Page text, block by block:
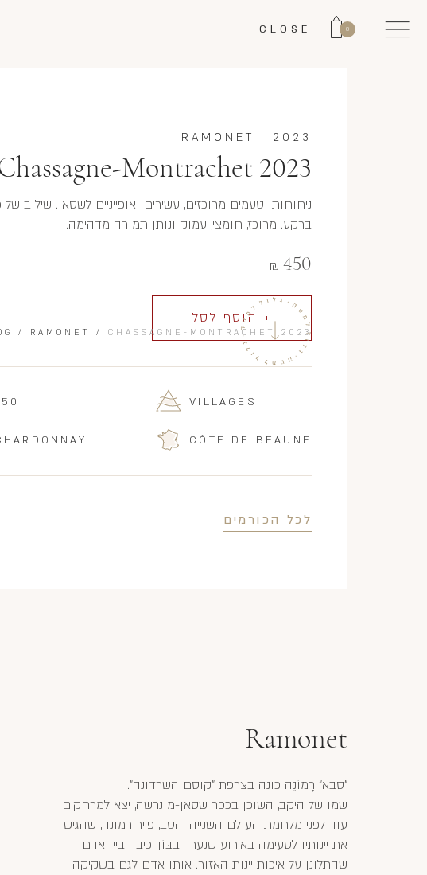
0
CLOSE
/ RAMONET / CHASSAGNE-MONTRACHET 2023
2023
|
RAMONET
Montrachet 2023
ניחוחות וטעמים מרוכזים, עשירים ואופייניים לשסאן. שילוב של
ברקע. מרוכז, חומצי, עמוק ונותן תמורה מדהימה.
450
₪
+ הוסף לסל
VILLAGES
CÔTE DE BEAUNE
לכל הכורמים
Ramonet
"סבא" רָמוֹנֶה כונה בצרפת "קוסם השרדונה".
שמו של היקב, השוכן בכפר שסאן-מונרשה, יצא למרחקים
עוד לפני מלחמת העולם השנייה. הסב, פייר רמונה, שהגיש
את יינותיו לטעימה באירוע שנערך בבּוֹן, כיבד ביין אדם
שהתלונן על איכות יינות האזור. אותו אדם לגם בשקיקה